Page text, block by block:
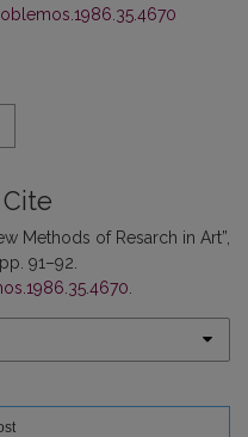
Methods of Resarch in Art”,
pp. 91–92.